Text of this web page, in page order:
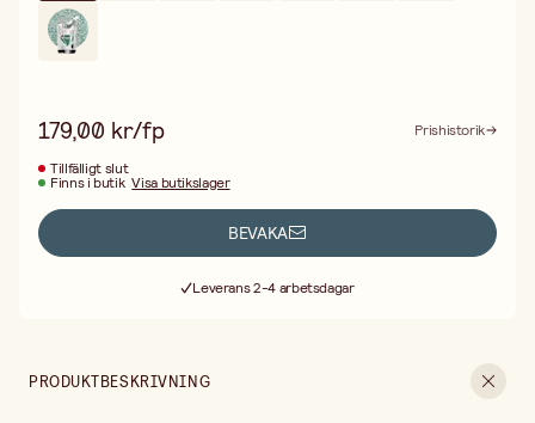
från båda färgerna.
179,00 kr/fp
Prishistorik
Tillfälligt slut
Finns i butik Visa butikslager
BEVAKA
Leverans 2-4 arbetsdagar
PRODUKTBESKRIVNING